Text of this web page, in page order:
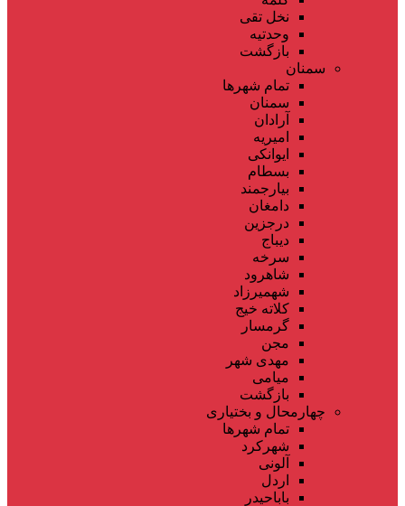
نخل تقی
وحدتیه
بازگشت
سمنان
تمام شهر‌ها
سمنان
آرادان
امیریه
ایوانکی
بسطام
بیارجمند
دامغان
درجزین
دیباج
سرخه
شاهرود
شهمیرزاد
کلاته خیج
گرمسار
مجن
مهدی شهر
میامی
بازگشت
چهارمحال و بختیاری
تمام شهر‌ها
شهرکرد
آلونی
اردل
باباحیدر